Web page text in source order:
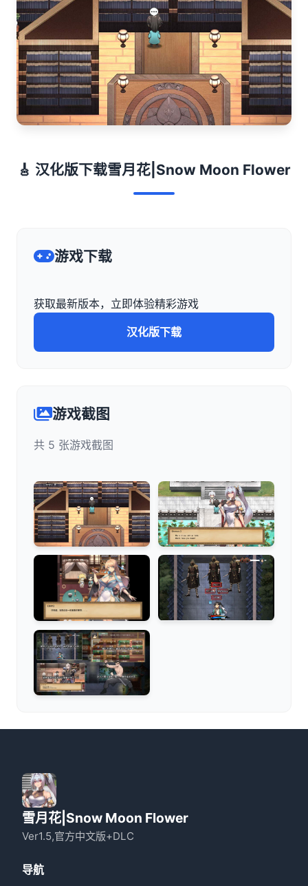
🎸 汉化版下载雪月花|Snow Moon Flower
游戏下载
获取最新版本，立即体验精彩游戏
汉化版下载
游戏截图
共 5 张游戏截图
雪月花|Snow Moon Flower
Ver1.5,官方中文版+DLC
导航